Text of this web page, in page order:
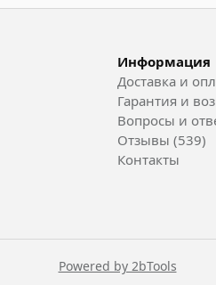
Информация
Доставка и
Гарантия и
Вопросы и
Отзывы (539)
Контакты
Powered by 2bTools